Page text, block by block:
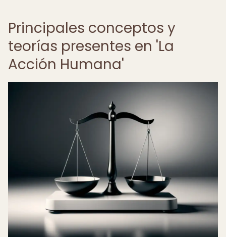
Principales conceptos y
teorías presentes en 'La
Acción Humana'